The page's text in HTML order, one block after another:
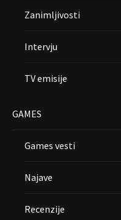
Zanimljivosti
Intervju
TV emisije
GAMES
Games vesti
Najave
Recenzije